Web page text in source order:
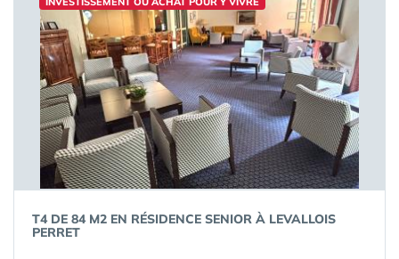
T4 DE 84 M2 EN RÉSIDENCE SENIOR À LEVALLOIS
PERRET